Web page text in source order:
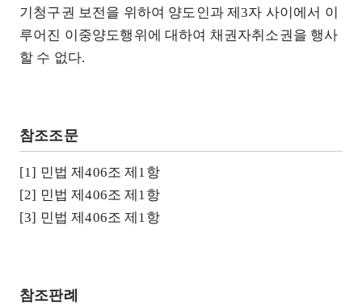
기청구권 보전을 위하여 양도인과 제3자 사이에서 이
루어진 이중양도행위에 대하여 채권자취소권을 행사
할 수 없다.
참조조문
[1] 민법 제406조 제1항
[2] 민법 제406조 제1항
[3] 민법 제406조 제1항
참조판례